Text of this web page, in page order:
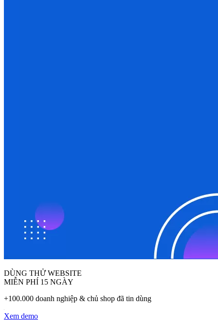
DÙNG THỬ WEBSITE
MIỄN PHÍ 15 NGÀY
+100.000 doanh nghiệp & chủ shop đã tin dùng
Xem demo